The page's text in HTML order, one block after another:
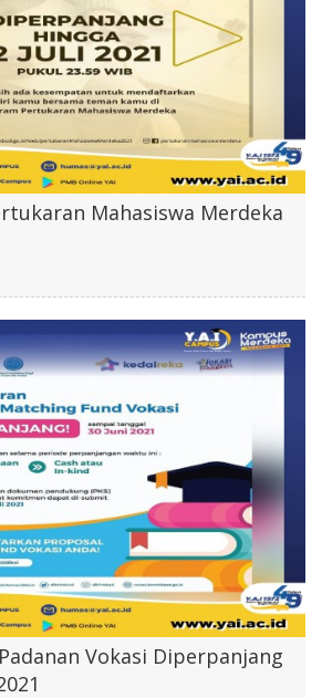
Mahasiswa Merdeka
Vokasi Diperpanjang